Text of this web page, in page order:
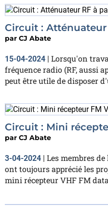
Circuit : Atténuateur
par CJ Abate
15-04-2024 | Lorsqu'on
fréquence radio (RF, aussi
peut être utile de disposer
Circuit : Mini
par CJ Abate
3-04-2024 | Les membres
ont toujours apprécié les
mini récepteur VHF FM